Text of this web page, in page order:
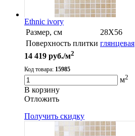
Ethnic ivory
Размер, см
28X56
Поверхность плитки глянцевая
14 419 руб./м2
Код товара: 15985
м2
В корзину
Oтложить
Получить скидку